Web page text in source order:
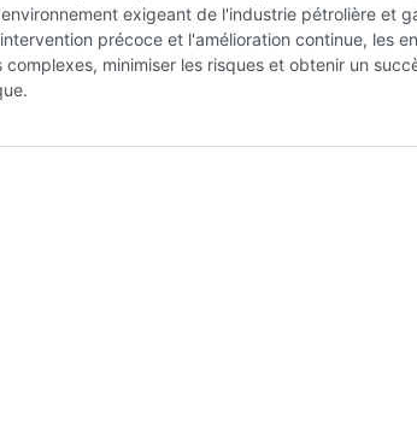
exigeant de l'industrie pétrolière et
précoce et l'amélioration continue, les
complexes, minimiser les risques et obtenir un